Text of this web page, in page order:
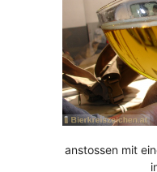
anstossen mit